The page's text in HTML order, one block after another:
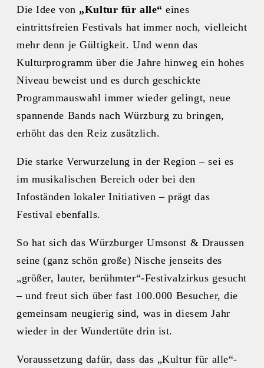
Die Idee von „Kultur für alle“ eines
eintrittsfreien Festivals hat immer noch, vielleicht
mehr denn je Gültigkeit. Und wenn das
Kulturprogramm über die Jahre hinweg ein hohes
Niveau beweist und es durch geschickte
Programmauswahl immer wieder gelingt, neue
spannende Bands nach Würzburg zu bringen,
erhöht das den Reiz zusätzlich.
Die starke Verwurzelung in der Region – sei es
im musikalischen Bereich oder bei den
Infoständen lokaler Initiativen – prägt das
Festival ebenfalls.
So hat sich das Würzburger Umsonst & Draussen
seine (ganz schön große) Nische jenseits des
„größer, lauter, berühmter“-Festivalzirkus gesucht
– und freut sich über fast 100.000 Besucher, die
gemeinsam neugierig sind, was in diesem Jahr
wieder in der Wundertüte drin ist.
Voraussetzung dafür, dass das „Kultur für alle“-